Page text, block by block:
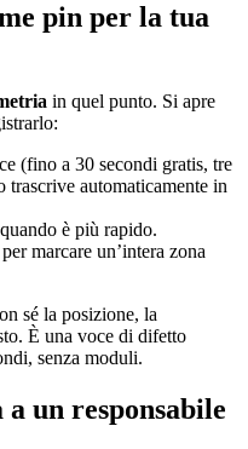
pin per la tua
in quel punto. Si apre
(fino a 30 secondi gratis, tre
automaticamente in
è più rapido.
marcare un’intera zona
sé la posizione, la
È una voce di difetto
senza moduli.
un responsabile